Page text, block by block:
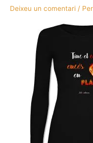
Deixeu un comentari / Per